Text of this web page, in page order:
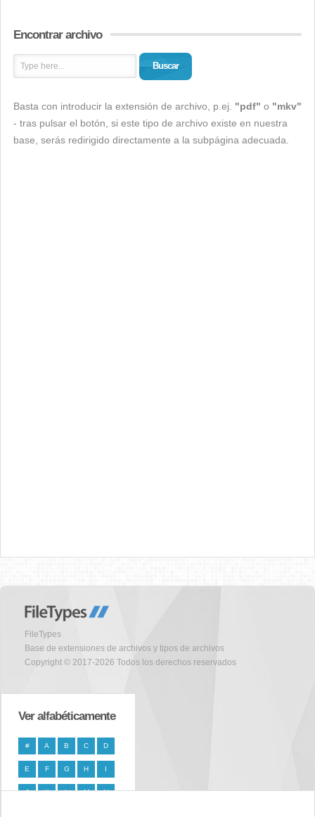
Encontrar archivo
Buscar
Basta con introducir la extensión de archivo, p.ej. "pdf" o "mkv"
- tras pulsar el botón, si este tipo de archivo existe en nuestra
base, serás redirigido directamente a la subpágina adecuada.
FileTypes
Base de extensiones de archivos y tipos de archivos
Copyright © 2017-2026 Todos los derechos reservados
Ver alfabéticamente
# A B C D
E F G H I
J K L M N